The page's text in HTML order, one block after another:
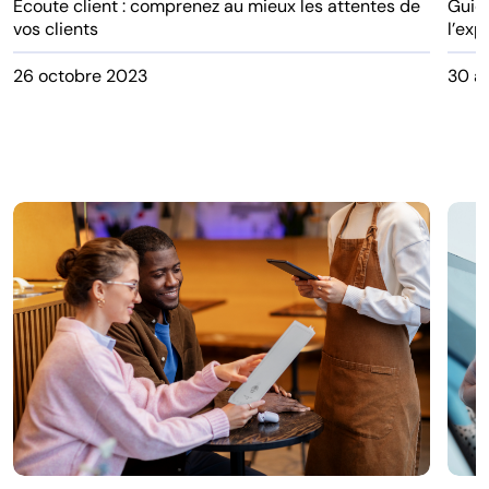
Écoute client : comprenez au mieux les attentes de
vos clients
26 octobre 2023 30